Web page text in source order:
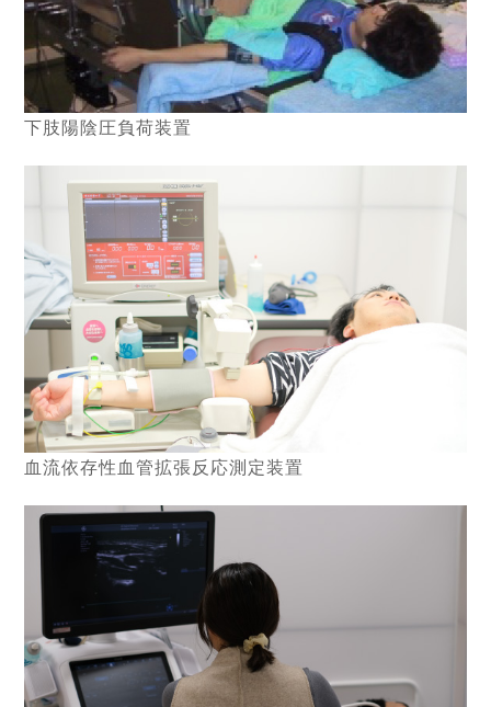
下肢陽陰圧負荷装置
血流依存性血管拡張反応測定装置